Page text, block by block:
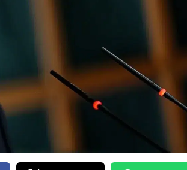
Çanakkale
Çankırı
Denizli